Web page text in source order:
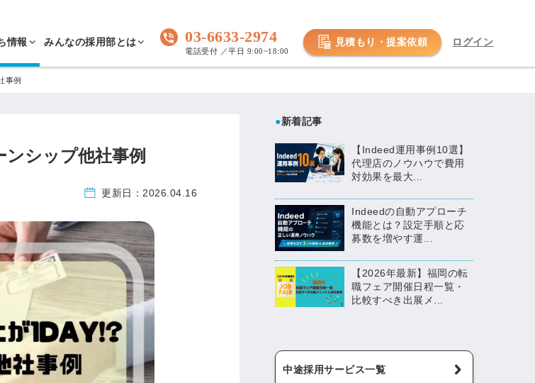
情報 みんなの採用部とは 03-6633-2974
電話受付 ／平日 9:00~18:00
見積もり・提案依頼 ログイン
事例
シップ他社事例
更新日： 2026.04.16
●新着記事
【Indeed運用事例10選】
代理店のノウハウで費用
対効果を最大...
Indeedの自動アプローチ
機能とは？設定手順と応
募数を増やす運...
【2026年最新】福岡の転
職フェア開催日程一覧・
比較すべき出展メ...
中途採用サービス一覧